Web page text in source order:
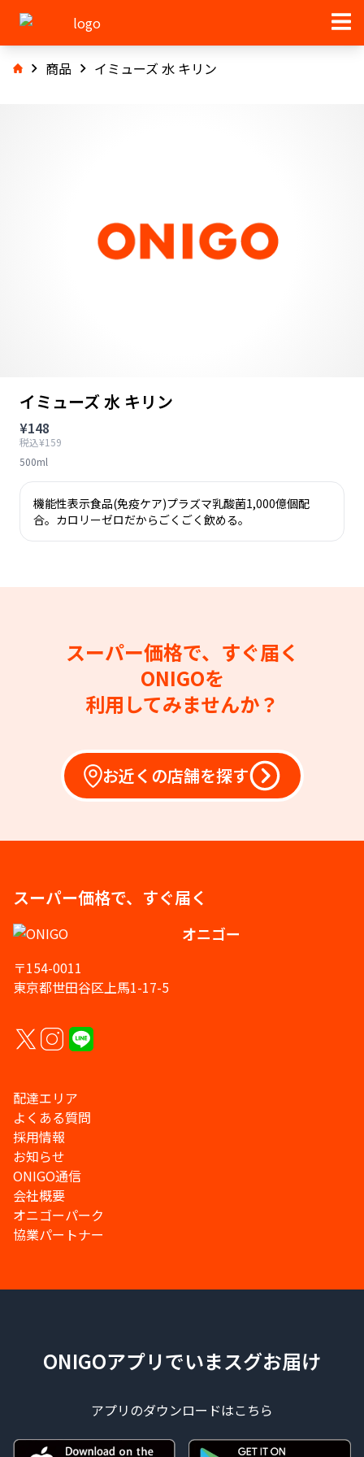
商品 イミューズ 水 キリン
イミューズ 水 キリン
¥148
税込¥159
500ml
機能性表示食品(免疫ケア)プラズマ乳酸菌1,000億個配
合。カロリーゼロだからごくごく飲める。
スーパー価格で、すぐ届く
ONIGOを
利用してみませんか？
お近くの店舗を探す
スーパー価格で、すぐ届く
オニゴー
〒154-0011
東京都世田谷区上馬1-17-5
配達エリア
よくある質問
採用情報
お知らせ
ONIGO通信
会社概要
オニゴーパーク
協業パートナー
ONIGOアプリでいまスグお届け
アプリのダウンロードはこちら